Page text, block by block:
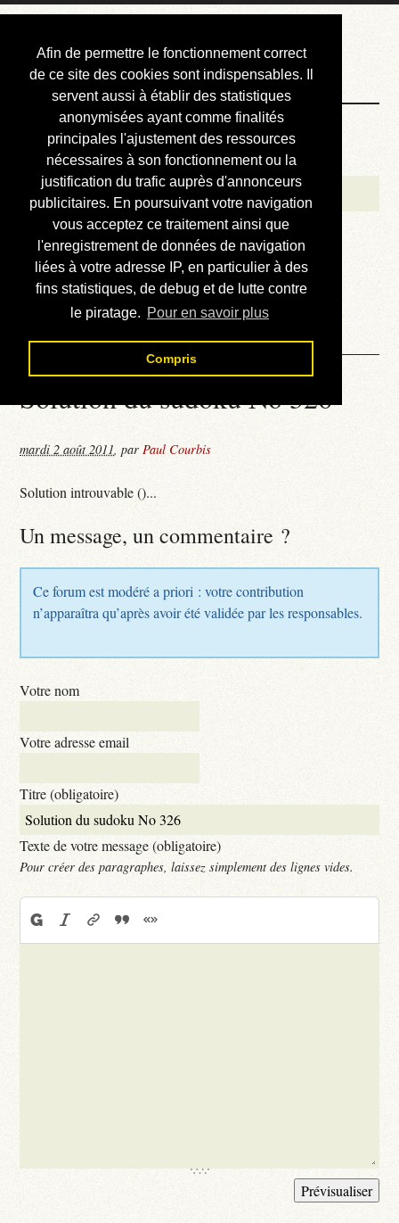
Afin de permettre le fonctionnement correct
de ce site des cookies sont indispensables. Il
servent aussi à établir des statistiques
anonymisées ayant comme finalités
principales l'ajustement des ressources
nécessaires à son fonctionnement ou la
justification du trafic auprès d'annonceurs
publicitaires. En poursuivant votre navigation
vous acceptez ce traitement ainsi que
l'enregistrement de données de navigation
liées à votre adresse IP, en particulier à des
fins statistiques, de debug et de lutte contre
le piratage. Pour en savoir plus
Compris
Courbis, « LE »
Blog Officiel
Bienvenue
Réalisations
Divers (et d’été)
Annonces
Liens externes
Téléchargement
Contact
Solution du sudoku No 326
mardi 2 août 2011,parPaul Courbis
Solution introuvable ()...
Un message, un commentaire ?
Ce forum est modéré a priori : votre contribution
n’apparaîtra qu’après avoir été validée par les responsables.
Votre nom
Votre adresse email
Titre (obligatoire)
Texte de votre message (obligatoire)
Pour créer des paragraphes, laissez simplement des lignes vides.